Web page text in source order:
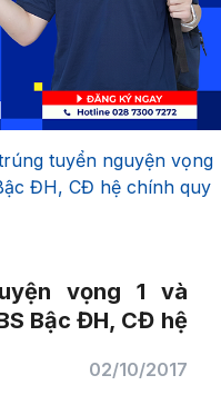
tuyển nguyện vọng
ĐH, CĐ hệ chính quy
vọng 1 và
Bậc ĐH, CĐ hệ
02/10/2017